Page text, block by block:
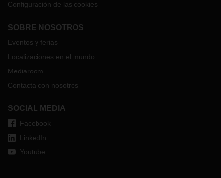
Configuración de las cookies
SOBRE NOSOTROS
Eventos y ferias
Localizaciones en el mundo
Mediaroom
Contacta con nosotros
SOCIAL MEDIA
Facebook
LinkedIn
Youtube